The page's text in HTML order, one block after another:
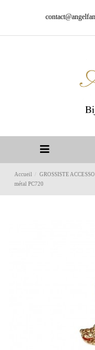
Accueil GROSSISTE
métal PC720